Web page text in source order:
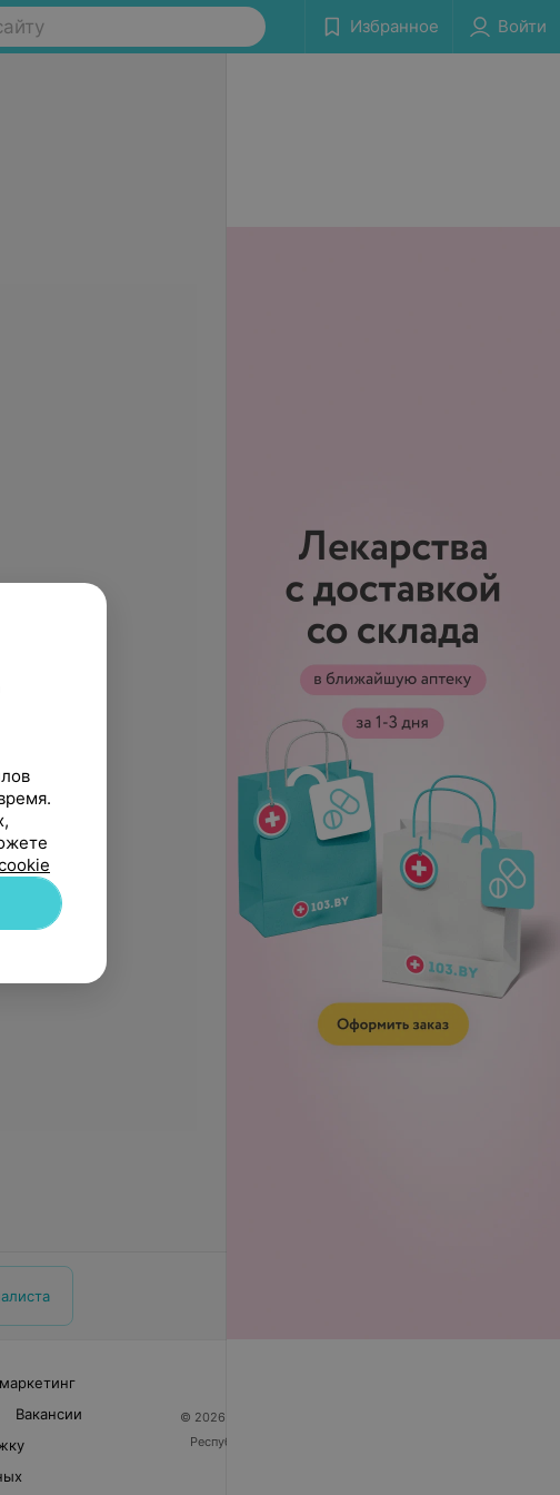
Избранное Войти
снимок
Рентгенография сердца с
контрастированным
пищеводом
11,21 руб.
Вакансии
© 2026 ООО «Артокс Лаб», УНП 191700409
Республика Беларусь, г. Минск, улица Толбухина, 2,